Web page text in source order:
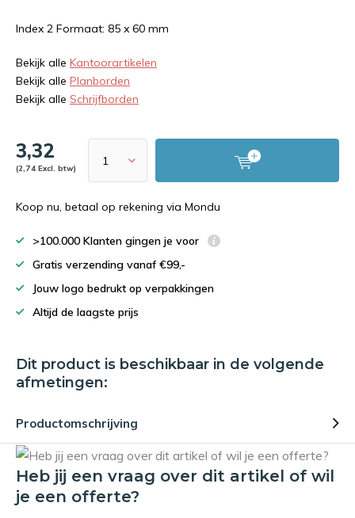
Index 2 Formaat: 85 x 60 mm
Bekijk alle Kantoorartikelen
Bekijk alle Planborden
Bekijk alle Schrijfborden
3,32
(2,74 Excl. btw)
Koop nu, betaal op rekening via Mondu
>100.000 Klanten gingen je voor
Gratis verzending vanaf €99,-
Jouw logo bedrukt op verpakkingen
Altijd de laagste prijs
Dit product is beschikbaar in de volgende
afmetingen:
Productomschrijving
Heb jij een vraag over dit artikel of wil
je een offerte?